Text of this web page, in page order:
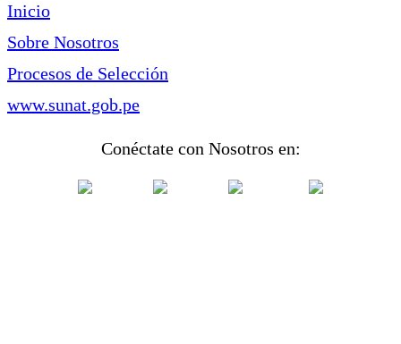
Inicio
Sobre Nosotros
Procesos de Selección
www.sunat.gob.pe
Conéctate con Nosotros en: